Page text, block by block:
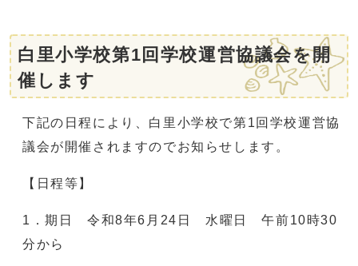
白里小学校第1回学校運営協議会を開
催します
下記の日程により、白里小学校で第1回学校運営協
議会が開催されますのでお知らせします。
【日程等】
1．期日 令和8年6月24日 水曜日 午前10時30
分から